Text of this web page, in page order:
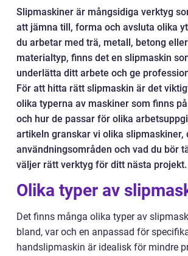
Slipmaskiner är mångsidiga verktyg
att jämna till, forma och avsluta olika
du arbetar med trä, metall, betong
materialtyp, finns det en slipmaskin
underlätta ditt arbete och ge
För att hitta rätt slipmaskin är det
olika typerna av maskiner som finns
och hur de passar för olika
artikeln granskar vi olika slipmaskiner,
användningsområden och vad du bör
väljer rätt verktyg för ditt nästa projekt.
Olika typer av
Det finns många olika typer av
bland, var och en anpassad för
handslipmaskin är idealisk för mindre